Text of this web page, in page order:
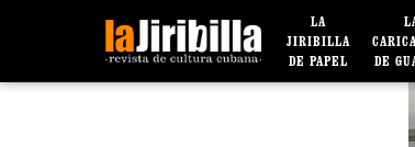
LA
JIRIBILLA
DE PAPEL
DE